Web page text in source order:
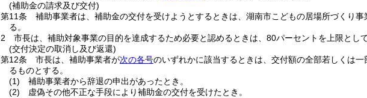
(補助金の請求及び交付)
第11条
補助事業者は、補助金の交付を受けようとするときは、湖南市こどもの居場所づくり
る。
2
市長は、補助対象事業の目的を達成するため必要と認めるときは、80パーセントを上限とし
(交付決定の取消し及び返還)
第12条
市長は、補助事業者が次の各号のいずれかに該当するときは、交付額の全部若しくは
るものとする。
(1)
補助事業者から辞退の申出があったとき。
(2)
虚偽その他不正な手段により補助金の交付を受けたとき。